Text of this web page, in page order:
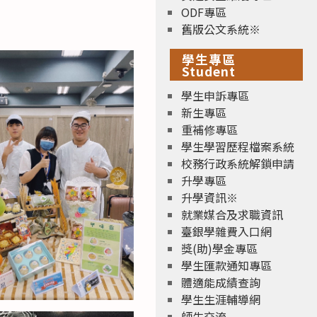
ODF專區
舊版公文系統※
學生專區
Student
學生申訴專區
新生專區
重補修專區
學生學習歷程檔案系統
校務行政系統解鎖申請
升學專區
升學資訊※
就業媒合及求職資訊
臺銀學雜費入口網
獎(助)學金專區
學生匯款通知專區
體適能成績查詢
學生生涯輔導網